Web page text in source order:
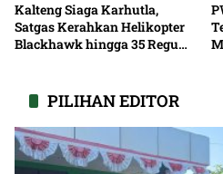
Kalteng Siaga Karhutla,
Satgas Kerahkan Helikopter
Blackhawk hingga 35 Regu
PILIHAN EDITOR